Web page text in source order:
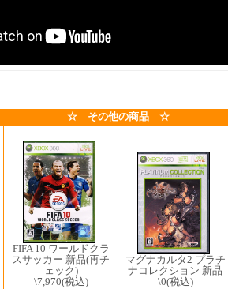
☆ その他の商品 ☆
FIFA 10 ワールドクラ
スサッカー 新品(再チ
ェック)
\7,970(税込)
マグナカルタ2 プラチ
ナコレクション 新品
\0(税込)